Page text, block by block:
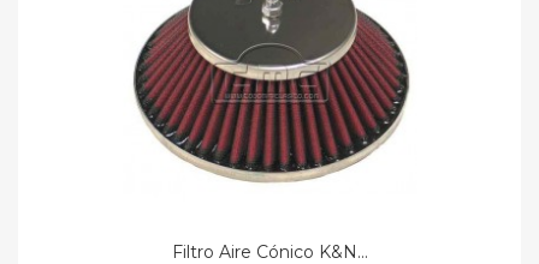
Filtro Aire Cónico K&n...